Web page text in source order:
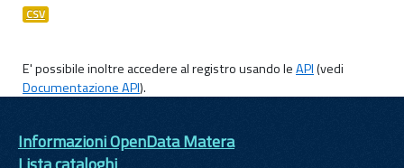
CSV
E' possibile inoltre accedere al registro usando leAPI(vedi
Documentazione API).
Informazioni OpenData Matera